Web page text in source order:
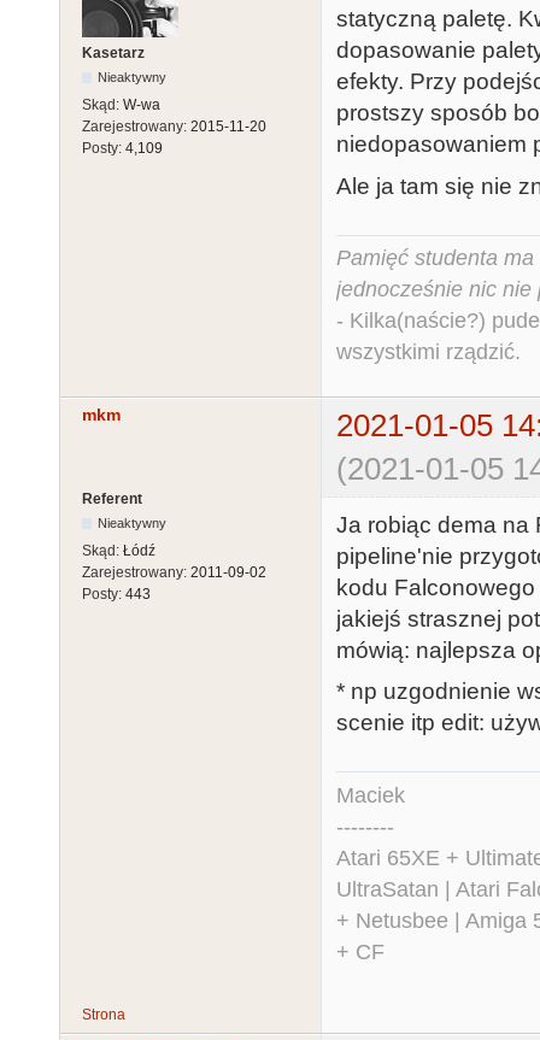
Kasetarz
Nieaktywny
Skąd: W-wa
Zarejestrowany: 2015-11-20
Posty: 4,109
statyczną paletę.
dopasowanie
efekty. Przy
prostszy sposób
niedopasowaniem
Ale ja tam się nie
Pamięć studenta
jednocześnie nic nie
- Kilka(naście?)
wszystkimi rządzić.
mkm
2021-01-05
(2021-01-05
Referent
Nieaktywny
Skąd: Łódź
Zarejestrowany: 2011-09-02
Posty: 443
Ja robiąc dema na
pipeline'nie
kodu
jakiejś strasznej
mówią: najlepsza
* np uzgodnienie
scenie itp edit:
Maciek
--------
Atari 65XE +
UltraSatan | Atari
+ Netusbee | Amiga
+ CF
Strona